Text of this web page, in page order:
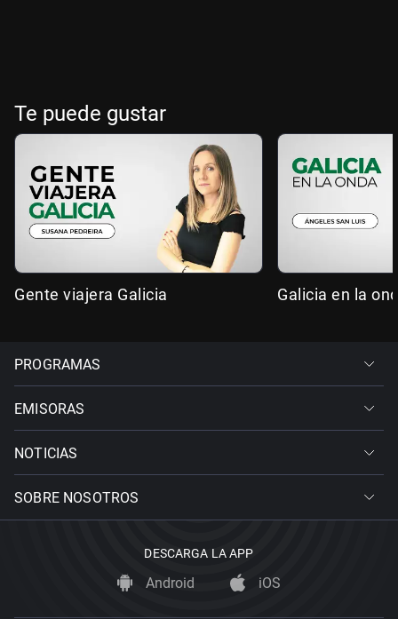
Te puede gustar
Gente viajera Galicia Galicia en la
PROGRAMAS
EMISORAS
NOTICIAS
SOBRE NOSOTROS
DESCARGA LA APP
Android iOS